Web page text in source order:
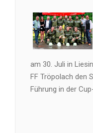
am 30. Juli in
FF Tröpolach den
Führung in der